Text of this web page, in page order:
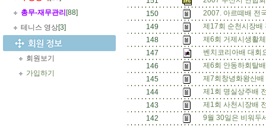
총무-재무관리 [88]
테니스 영상[3]
회원보기
가입하기
150
2007. 아르떼배 전
149
제17회 순천시장
148
제6회 거제시생활
147
벤치코리아배 대
146
제6회 안동하회탈
145
제7회창녕화왕산
144
제1회 명실상주배
143
제1회 사천시장배
142
9월 30일은 비워두